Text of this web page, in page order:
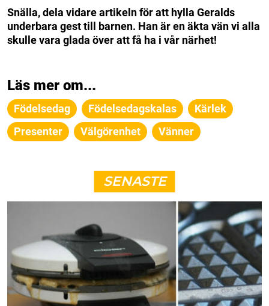
Snälla, dela vidare artikeln för att hylla Geralds
underbara gest till barnen. Han är en äkta vän vi alla
skulle vara glada över att få ha i vår närhet!
Läs mer om...
Födelsedag Födelsedagskalas
Kärlek
Presenter
Välgörenhet Vänner
SENASTE